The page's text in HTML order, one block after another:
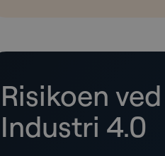
Risikoen
Industri 4.0